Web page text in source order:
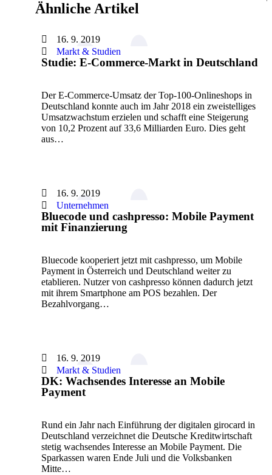
Ähnliche Artikel
16. 9. 2019
Markt & Studien
Studie: E-Commerce-Markt in Deutschland
Der E-Commerce-Umsatz der Top-100-Onlineshops in
Deutschland konnte auch im Jahr 2018 ein zweistelliges
Umsatzwachstum erzielen und schafft eine Steigerung
von 10,2 Prozent auf 33,6 Milliarden Euro. Dies geht
aus…
16. 9. 2019
Unternehmen
Bluecode und cashpresso: Mobile Payment
mit Finanzierung
Bluecode kooperiert jetzt mit cashpresso, um Mobile
Payment in Österreich und Deutschland weiter zu
etablieren. Nutzer von cashpresso können dadurch jetzt
mit ihrem Smartphone am POS bezahlen. Der
Bezahlvorgang…
16. 9. 2019
Markt & Studien
DK: Wachsendes Interesse an Mobile
Payment
Rund ein Jahr nach Einführung der digitalen girocard in
Deutschland verzeichnet die Deutsche Kreditwirtschaft
stetig wachsendes Interesse an Mobile Payment. Die
Sparkassen waren Ende Juli und die Volksbanken
Mitte…